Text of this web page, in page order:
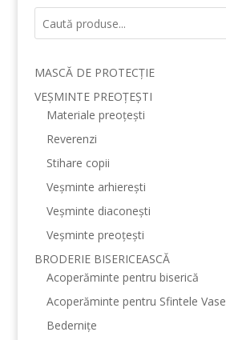
MASCĂ DE PROTECȚIE
VEȘMINTE PREOȚEȘTI
Materiale preoțești
Reverenzi
Stihare copii
Veșminte arhierești
Veșminte diaconești
Veșminte preoțești
BRODERIE BISERICEASCĂ
Acoperăminte pentru biserică
Acoperăminte pentru Sfintele Vase
Bedernițe